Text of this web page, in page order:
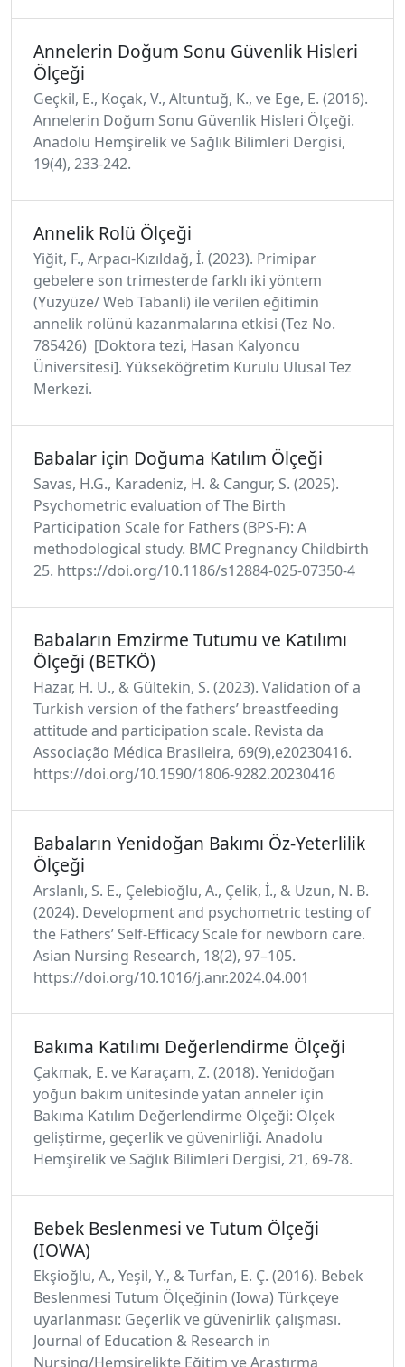
Annelerin Doğum Sonu Güvenlik Hisleri
Ölçeği
Geçkil, E., Koçak, V., Altuntuğ, K., ve Ege, E. (2016).
Annelerin Doğum Sonu Güvenlik Hisleri Ölçeği.
Anadolu Hemşirelik ve Sağlık Bilimleri Dergisi,
19(4), 233-242.
Annelik Rolü Ölçeği
Yiğit, F., Arpacı-Kızıldağ, İ. (2023). Primipar
gebelere son trimesterde farklı iki yöntem
(Yüzyüze/ Web Tabanli) ile verilen eğitimin
annelik rolünü kazanmalarına etkisi (Tez No.
785426) [Doktora tezi, Hasan Kalyoncu
Üniversitesi]. Yükseköğretim Kurulu Ulusal Tez
Merkezi.
Babalar için Doğuma Katılım Ölçeği
Savas, H.G., Karadeniz, H. & Cangur, S. (2025).
Psychometric evaluation of The Birth
Participation Scale for Fathers (BPS-F): A
methodological study. BMC Pregnancy Childbirth
25. https://doi.org/10.1186/s12884-025-07350-4
Babaların Emzirme Tutumu ve Katılımı
Ölçeği (BETKÖ)
Hazar, H. U., & Gültekin, S. (2023). Validation of a
Turkish version of the fathers’ breastfeeding
attitude and participation scale. Revista da
Associação Médica Brasileira, 69(9),e20230416.
https://doi.org/10.1590/1806-9282.20230416
Babaların Yenidoğan Bakımı Öz-Yeterlilik
Ölçeği
Arslanlı, S. E., Çelebioğlu, A., Çelik, İ., & Uzun, N. B.
(2024). Development and psychometric testing of
the Fathers’ Self-Efficacy Scale for newborn care.
Asian Nursing Research, 18(2), 97–105.
https://doi.org/10.1016/j.anr.2024.04.001
Bakıma Katılımı Değerlendirme Ölçeği
Çakmak, E. ve Karaçam, Z. (2018). Yenidoğan
yoğun bakım ünitesinde yatan anneler için
Bakıma Katılım Değerlendirme Ölçeği: Ölçek
geliştirme, geçerlik ve güvenirliği. Anadolu
Hemşirelik ve Sağlık Bilimleri Dergisi, 21, 69-78.
Bebek Beslenmesi ve Tutum Ölçeği
(IOWA)
Ekşioğlu, A., Yeşil, Y., & Turfan, E. Ç. (2016). Bebek
Beslenmesi Tutum Ölçeğinin (Iowa) Türkçeye
uyarlanması: Geçerlik ve güvenirlik çalışması.
Journal of Education & Research in
Nursing/Hemşirelikte Eğitim ve Araştırma